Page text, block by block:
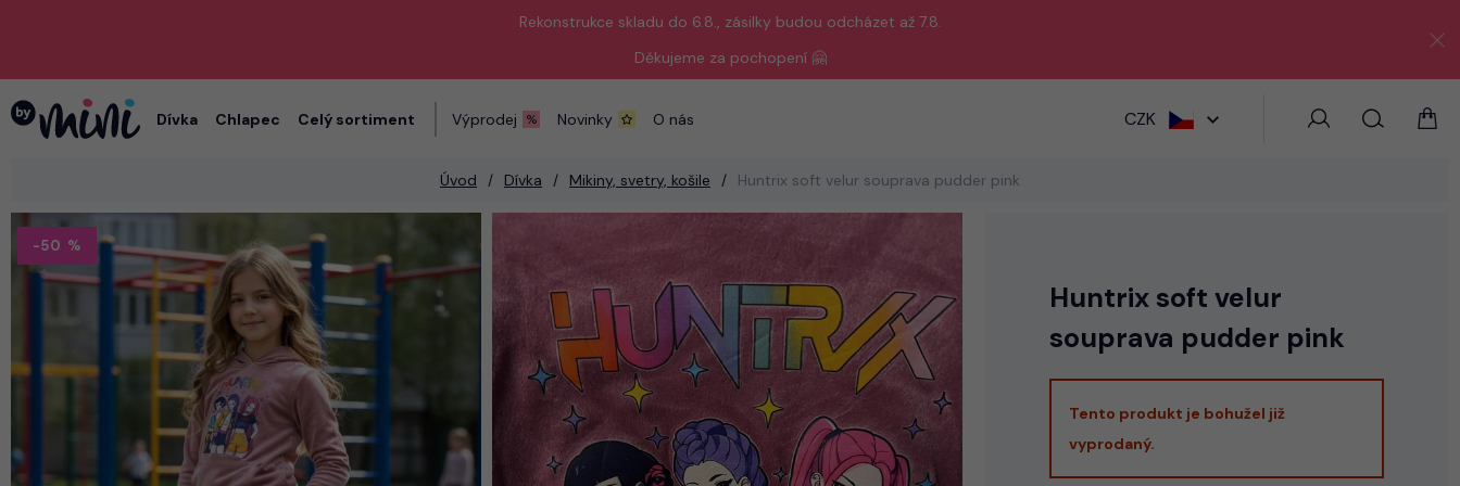
Rekonstrukce skladu do 6.8., zásilky budou odcházet až 7.8.
Děkujeme za pochopení 🤗
Dívka Chlapec Celý sortiment Výprodej Novinky O nás CZK
Úvod Dívka Mikiny, svetry, košile Huntrix soft velur souprava pudder pink
-50
Huntrix soft velur
souprava pudder pink
Tento produkt je bohužel již
vyprodaný.